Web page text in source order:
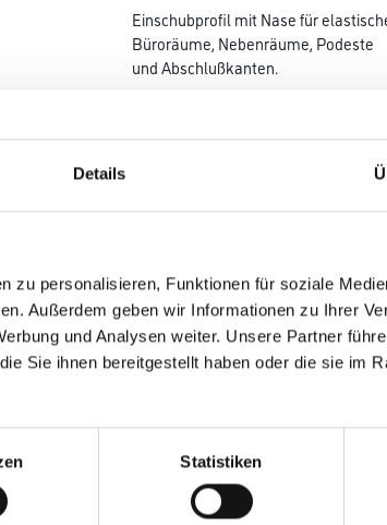
Details
zu personalisieren, Funktionen für soziale
Außerdem geben wir Informationen zu Ihrer
und Analysen weiter. Unsere Partner
Sie ihnen bereitgestellt haben oder die sie im
Statistiken
Einschubprofil mit Nase für
Büroräume, Nebenräume, Podeste
und Abschlußkanten.
Breite in centimeter
Umrechnungsfaktoren